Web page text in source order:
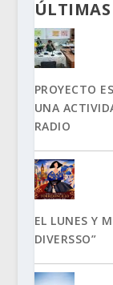
PROYECTO
UNA
RADIO
EL LUNES Y
DIVERSSO”